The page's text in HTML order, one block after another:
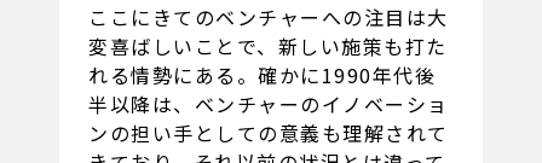
ここにきてのベンチャーへの注目は大
変喜ばしいことで、新しい施策も打た
れる情勢にある。確かに1990年代後
半以降は、ベンチャーのイノベーショ
ンの担い手としての意義も理解されて